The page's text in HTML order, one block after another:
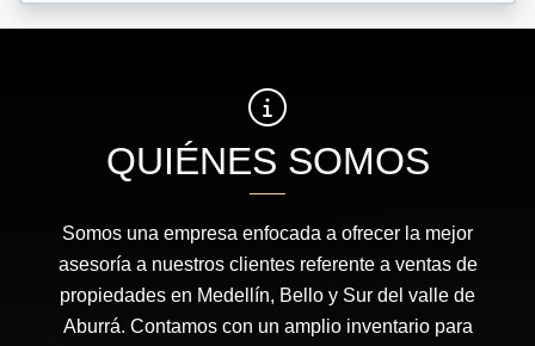
QUIÉNES SOMOS
Somos una empresa enfocada a ofrecer la mejor
asesoría a nuestros clientes referente a ventas de
propiedades en Medellín, Bello y Sur del valle de
Aburrá. Contamos con un amplio inventario para